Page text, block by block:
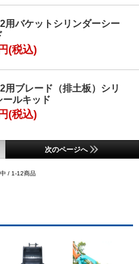
用バケットシリンダーシー
(税込)
用ブレード（排土板）シリ
ールキッド
(税込)
次のページへ
/ 1-12商品